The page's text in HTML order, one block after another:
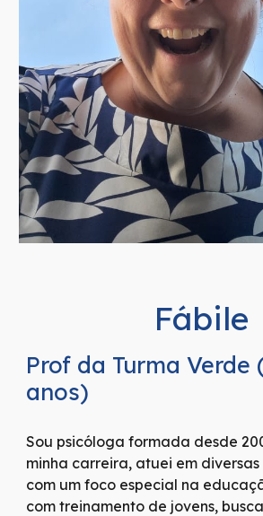
Fábile
Prof da TurmaVerde
anos)
Sou psicóloga formada desde
minha carreira, atuei em diversas
com um foco especial na
com treinamento de jovens,